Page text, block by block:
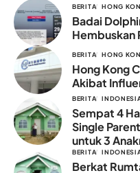
BERITA HONG
Badai
Hembuskan
BERITA HONG
Hong Kong
Akibat
BERITA
Sempat 4
Single
untuk 3
BERITA
Berkat